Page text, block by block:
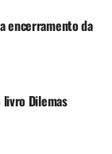
encerramento da
livro Dilemas